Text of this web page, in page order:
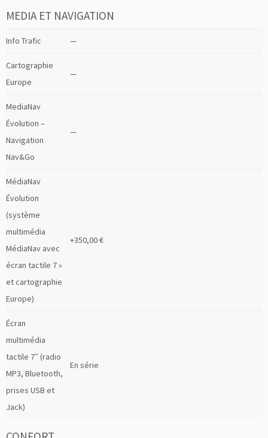
MEDIA ET NAVIGATION
Info Trafic —
Cartographie
Europe
—
MediaNav
Évolution –
Navigation
Nav&Go
—
MédiaNav
Évolution
(système
multimédia
MédiaNav avec
écran tactile 7 »
et cartographie
Europe)
+350,00 €
Écran
multimédia
tactile 7″ (radio
MP3, Bluetooth,
prises USB et
Jack)
En série